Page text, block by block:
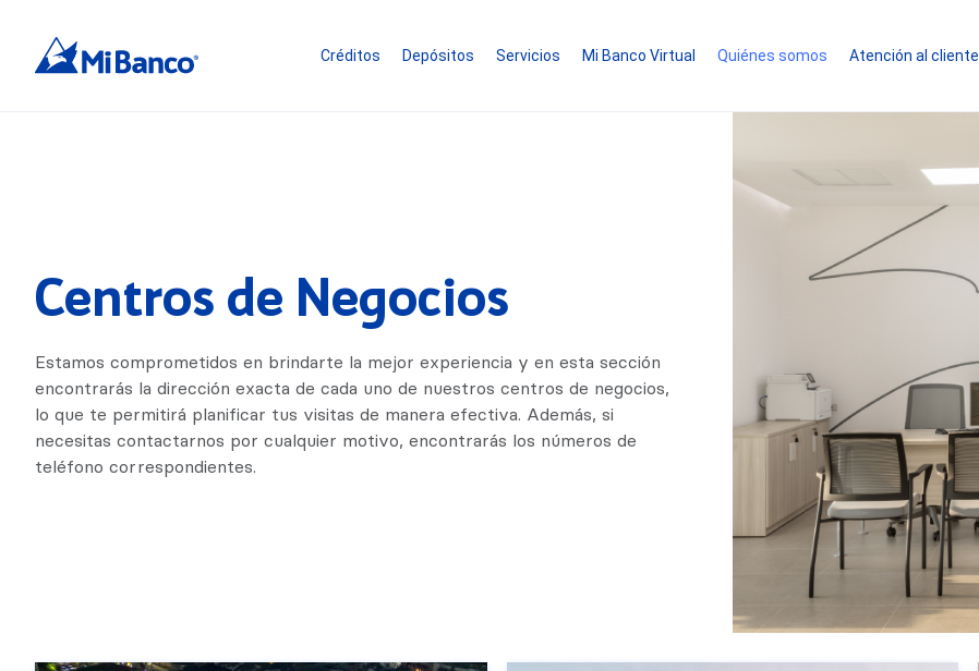
Créditos Depósitos Servicios Mi Banco Virtual Quiénes somos Atención al cliente
Centros de Negocios
Estamos comprometidos en brindarte la mejor experiencia y en esta sección
encontrarás la dirección exacta de cada uno de nuestros centros de negocios,
lo que te permitirá planificar tus visitas de manera efectiva. Además, si
necesitas contactarnos por cualquier motivo, encontrarás los números de
teléfono correspondientes.